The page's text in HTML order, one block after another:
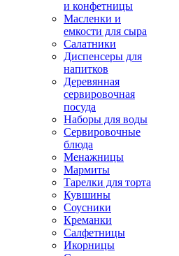
и конфетницы
Масленки и
емкости для сыра
Салатники
Диспенсеры для
напитков
Деревянная
сервировочная
посуда
Наборы для воды
Сервировочные
блюда
Менажницы
Мармиты
Тарелки для торта
Кувшины
Соусники
Креманки
Салфетницы
Икорницы